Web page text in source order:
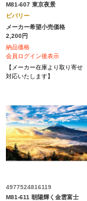
M81-607 東京夜景
ビバリー
メーカー希望小売価格
2,200円
納品価格
会員ログイン後表示
【メーカー在庫より取り寄せ
対応いたします】
4977524816119
M81-611 朝陽輝く金雲富士